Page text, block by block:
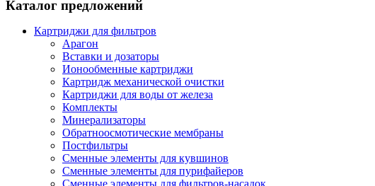
Каталог предложений
Картриджи для фильтров
Арагон
Вставки и дозаторы
Ионообменные картриджи
Картридж механической очистки
Картриджи для воды от железа
Комплекты
Минерализаторы
Обратноосмотические мембраны
Постфильтры
Сменные элементы для кувшинов
Сменные элементы для пурифайеров
Сменные элементы для фильтров-насадок